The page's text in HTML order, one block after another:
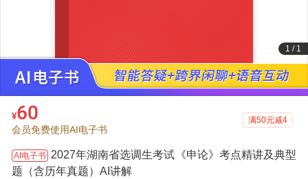
1 / 1
¥60
会员免费使用AI电子书
满50元减4
AI电子书 2027年湖南省选调生考试《申论》考点精讲及典型
题（含历年真题）AI讲解